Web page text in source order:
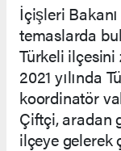
İçişleri
temaslarda
Türkeli ilçesini
2021 yılında
koordinatör
Çiftçi, aradan
ilçeye gelerek